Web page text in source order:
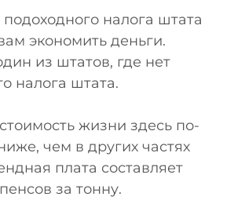
подоходного налога штата
экономить деньги.
из штатов, где нет
налога штата.
жизни здесь по-
чем в других частях
плата составляет
за тонну.